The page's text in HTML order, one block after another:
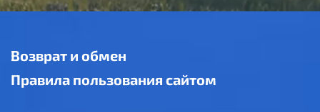
Возврат и обмен
Правила пользования сайтом